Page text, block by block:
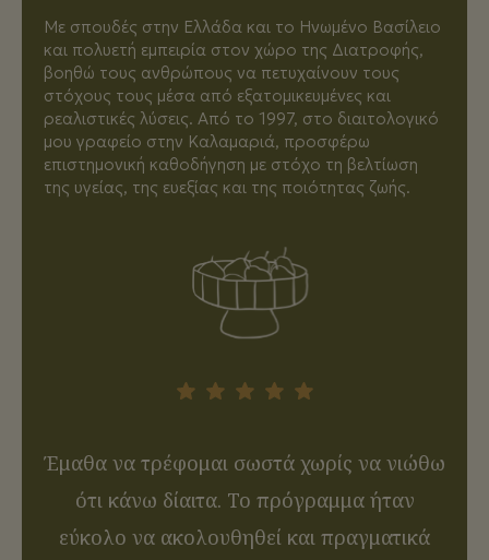
Με σπουδές στην Ελλάδα και το Ηνωμένο Βασίλειο
και πολυετή εμπειρία στον χώρο της Διατροφής,
βοηθώ τους ανθρώπους να πετυχαίνουν τους
στόχους τους μέσα από εξατομικευμένες και
ρεαλιστικές λύσεις. Από το 1997, στο διαιτολογικό
μου γραφείο στην Καλαμαριά, προσφέρω
επιστημονική καθοδήγηση με στόχο τη βελτίωση
της υγείας, της ευεξίας και της ποιότητας ζωής.
Έμαθα να τρέφομαι σωστά χωρίς να νιώθω
ότι κάνω δίαιτα. Το πρόγραμμα ήταν
εύκολο να ακολουθηθεί και πραγματικά